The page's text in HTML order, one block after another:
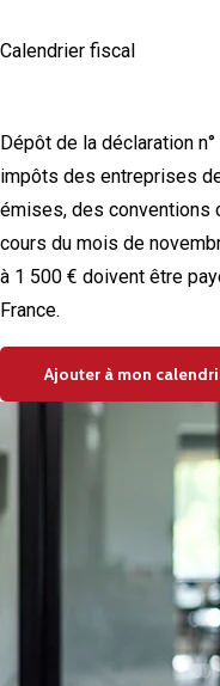
Calendrier fiscal
Dépôt de la déclaration
impôts des entreprises
émises, des conventions
cours du mois de
à 1 500 € doivent être
France.
Ajouter à mon